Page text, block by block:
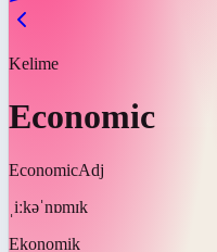
Kelime
Economic
EconomicAdj
ˌiːkəˈnɒmɪk
Ekonomik